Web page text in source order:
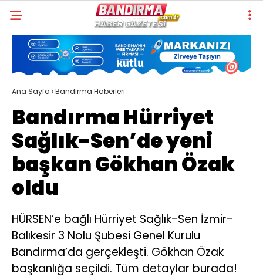
Ana Sayfa ›Bandırma Haberleri
Bandırma Hürriyet
Sağlık-Sen’de yeni
başkan Gökhan Özak
oldu
HÜRSEN’e bağlı Hürriyet Sağlık-Sen İzmir-
Balıkesir 3 Nolu Şubesi Genel Kurulu
Bandırma’da gerçekleşti. Gökhan Özak
başkanlığa seçildi. Tüm detaylar burada!